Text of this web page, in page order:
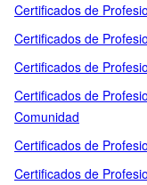
Certificados de
Certificados de
Certificados de
Certificados de
Comunidad
Certificados de
Certificados de